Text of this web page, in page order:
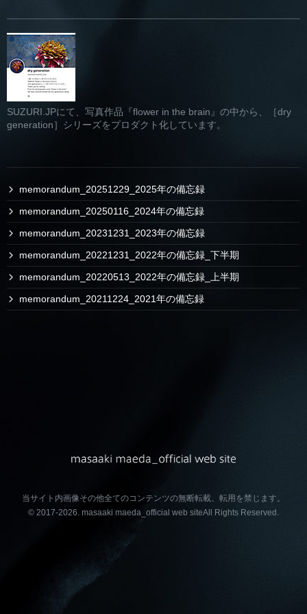
SUZURI.JPにて、写真作品『flower in the brain』の中から、［dry
generation］シリーズをプロダクト化しています。
memorandum_20251229_2025年の備忘録
memorandum_20250116_2024年の備忘録
memorandum_20231231_2023年の備忘録
memorandum_20221231_2022年の備忘録_下半期
memorandum_20220513_2022年の備忘録_上半期
memorandum_20211224_2021年の備忘録
当サイト内画像その他全てのコンテンツの無断転載、転用を禁じます。
© 2017-2026. masaaki maeda_official web siteAll Rights Reserved.